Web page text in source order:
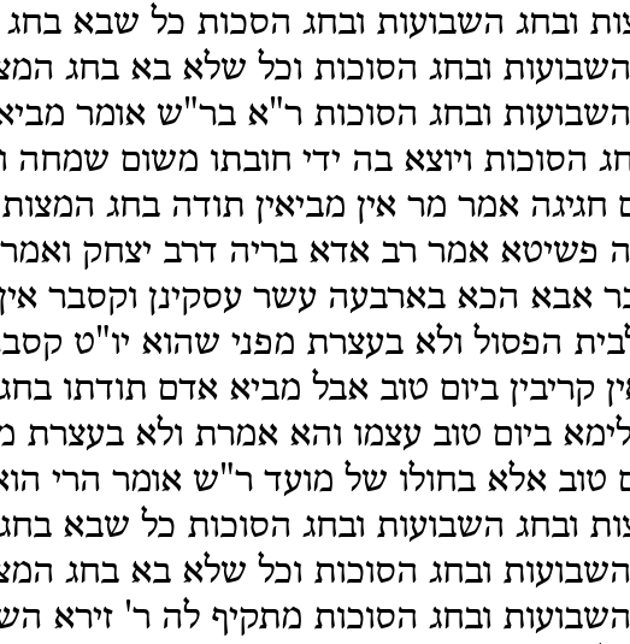
ובחג השבועות ובחג הסכות כל שבא
ובחג הסוכות וכל שלא בא בחג
ובחג הסוכות ר"א בר"ש אומר
הסוכות ויוצא בה ידי חובתו משום שמחה
אמר מר אין מביאין תודה בחג
פשיטא אמר רב אדא בריה דרב יצחק
אבא הכא בארבעה עשר עסקינן וקסבר אין
הפסול ולא בעצרת מפני שהוא יו"ט
קריבין ביום טוב אבל מביא אדם תודתו
ביום טוב עצמו והא אמרת ולא בעצרת
טוב אלא בחולו של מועד ר"ש אומר הרי
ובחג השבועות ובחג הסוכות כל שבא
ובחג הסוכות וכל שלא בא בחג
ובחג הסוכות מתקיף לה ר' זירא